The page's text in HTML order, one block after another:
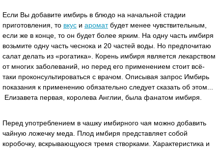
Если Вы добавите имбирь в блюдо на начальной стадии
приготовления, то вкус и ароматбудет менее чувствительным,
если же в конце, то он будет более ярким. На одну часть имбиря
возьмите одну часть чеснока и 20 частей воды. Но предпочитаю
салат делать из «рогатика». Корень имбиря является лекарством
от многих заболеваний, но перед его применением стоит всё-
таки проконсультироваться с врачом. Описывая запрос Имбирь
показания к применению обязательно следует сказать об этом...
Елизавета первая, королева Англии, была фанатом имбиря.
Перед употреблением в чашку имбирного чая можно добавить
чайную ложечку меда. Плод имбиря представляет собой
коробочку, вскрывающуюся тремя створками. Характеристика и